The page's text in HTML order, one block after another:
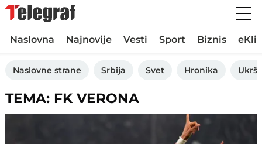
Naslovna Najnovije Vesti Sport Biznis
Naslovne strane Srbija Svet Hronika
TEMA: FK VERONA